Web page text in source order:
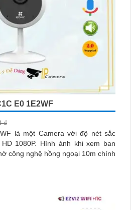
E0 1E2WF
₫
là một Camera với độ nét sắc
ảnh khi xem ban
công nghệ hồng ngoại 10m chính